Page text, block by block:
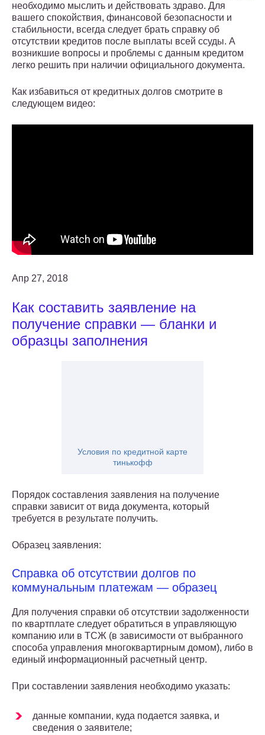
необходимо мыслить и действовать здраво. Для
вашего спокойствия, финансовой безопасности и
стабильности, всегда следует брать справку об
отсутствии кредитов после выплаты всей ссуды. А
возникшие вопросы и проблемы с данным кредитом
легко решить при наличии официального документа.
Как избавиться от кредитных долгов смотрите в
следующем видео:
Апр 27, 2018
Как составить заявление на
получение справки — бланки и
образцы заполнения
Условия по кредитной карте
тинькофф
Порядок составления заявления на получение
справки зависит от вида документа, который
требуется в результате получить.
Образец заявления:
Справка об отсутствии долгов по
коммунальным платежам — образец
Для получения справки об отсутствии задолженности
по квартплате следует обратиться в управляющую
компанию или в ТСЖ (в зависимости от выбранного
способа управления многоквартирным домом), либо в
единый информационный расчетный центр.
При составлении заявления необходимо указать:
данные компании, куда подается заявка, и
сведения о заявителе;